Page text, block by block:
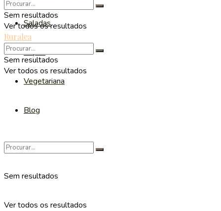
Saladas
Sopas
Vegetariana
Blog
Sem resultados
Ver todos os resultados
Sem resultados
Ver todos os resultados
Ruralea
Sem resultados
Ver todos os resultados